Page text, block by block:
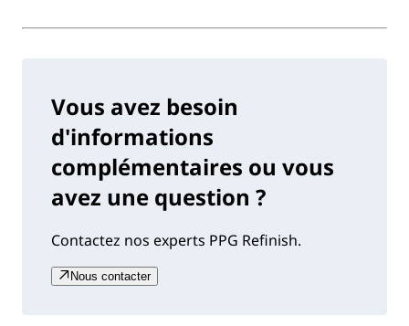
Vous avez besoin
d'informations
complémentaires ou vous
avez une question ?
Contactez nos experts PPG Refinish.
Nous contacter